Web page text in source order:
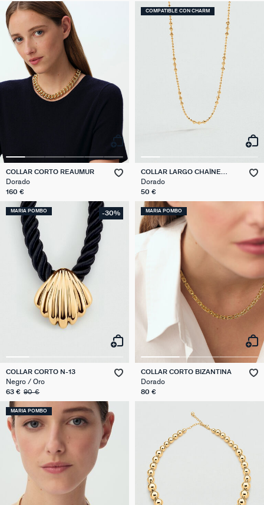
COLLAR CORTO REAUMUR
Dorado
160 €
COMPATIBLE CON CHARM
COLLAR LARGO CHAÎNE
BOULE
Dorado
50 €
MARIA POMBO -30%
COLLAR CORTO N-13
Negro / Oro
63 € 90 €
MARIA POMBO
COLLAR CORTO BIZANTINA
Dorado
80 €
MARIA POMBO